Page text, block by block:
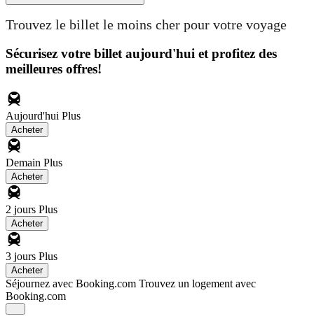
Trouvez le billet le moins cher pour votre voyage
Sécurisez votre billet aujourd'hui et profitez des
meilleures offres!
Aujourd'hui Plus
Acheter
Demain Plus
Acheter
2 jours Plus
Acheter
3 jours Plus
Acheter
Séjournez avec Booking.com Trouvez un logement avec
Booking.com